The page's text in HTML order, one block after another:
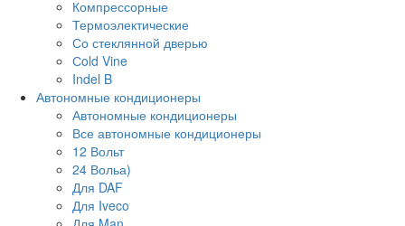
Компрессорные
Термоэлектические
Со стеклянной дверью
Сold Vine
Indel B
Автономные кондиционеры
Автономные кондиционеры
Все автономные кондиционеры
12 Вольт
24 Вольа)
Для DAF
Для Iveco